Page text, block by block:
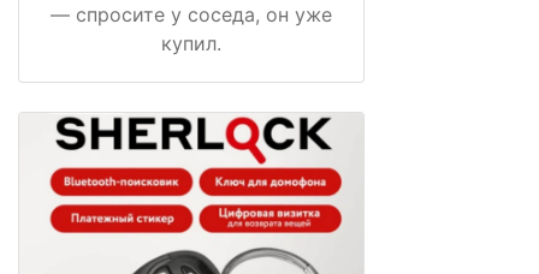
— спросите у соседа, он уже
купил.